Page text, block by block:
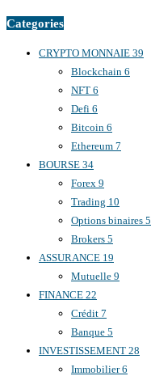
Categories
CRYPTO MONNAIE 39
Blockchain 6
NFT 6
Defi 6
Bitcoin 6
Ethereum 7
BOURSE 34
Forex 9
Trading 10
Options binaires 5
Brokers 5
ASSURANCE 19
Mutuelle 9
FINANCE 22
Crédit 7
Banque 5
INVESTISSEMENT 28
Immobilier6